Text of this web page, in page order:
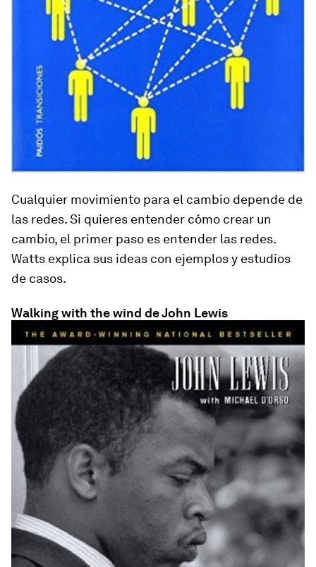
Cualquier movimiento para el cambio depende de
las redes. Si quieres entender cómo crear un
cambio, el primer paso es entender las redes.
Watts explica sus ideas con ejemplos y estudios
de casos.
Walking with the wind de John Lewis